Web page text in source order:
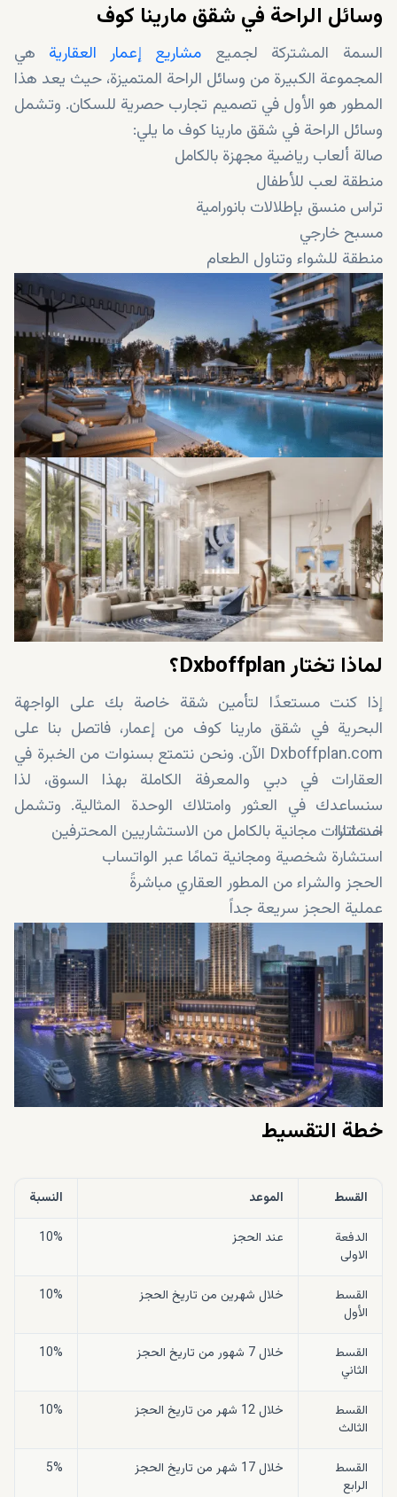
وسائل الراحة في شقق مارينا كوف
السمة المشتركة لجميع مشاريع إعمار العقارية هي
المجموعة الكبيرة من وسائل الراحة المتميزة، حيث يعد هذا
المطور هو الأول في تصميم تجارب حصرية للسكان. وتشمل
وسائل الراحة في شقق مارينا كوف ما يلي:
صالة ألعاب رياضية مجهزة بالكامل
منطقة لعب للأطفال
تراس منسق بإطلالات بانورامية
مسبح خارجي
منطقة للشواء وتناول الطعام
حديقة استرخاء ومنطقة صالة ألعاب رياضية خارجية
لماذا تختار Dxboffplan؟
إذا كنت مستعدًا لتأمين شقة خاصة بك على الواجهة
البحرية في شقق مارينا كوف من إعمار، فاتصل بنا على
Dxboffplan.com الآن. ونحن نتمتع بسنوات من الخبرة في
العقارات في دبي والمعرفة الكاملة بهذا السوق، لذا
سنساعدك في العثور وامتلاك الوحدة المثالية. وتشمل
خدماتنا:
استشارات مجانية بالكامل من الاستشاريين المحترفين
استشارة شخصية ومجانية تمامًا عبر الواتساب
الحجز والشراء من المطور العقاري مباشرةً
عملية الحجز سريعة جداً
خطة التقسيط
القسط الموعد النسبة
الدفعة
الاولى
عند الحجز 10%
القسط
الأول
خلال شهرين من تاريخ الحجز 10%
القسط
الثاني
خلال 7 شهور من تاريخ الحجز 10%
القسط
الثالث
خلال 12 شهر من تاريخ الحجز 10%
القسط
الرابع
خلال 17 شهر من تاريخ الحجز 5%